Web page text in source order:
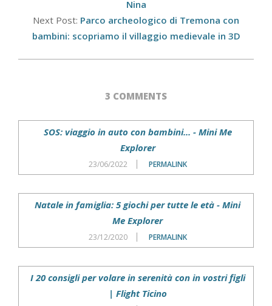
Nina
Next Post: Parco archeologico di Tremona con
bambini: scopriamo il villaggio medievale in 3D
3 COMMENTS
SOS: viaggio in auto con bambini... - Mini Me
Explorer
23/06/2022 PERMALINK
Natale in famiglia: 5 giochi per tutte le età - Mini
Me Explorer
23/12/2020 PERMALINK
I 20 consigli per volare in serenità con in vostri figli
| Flight Ticino